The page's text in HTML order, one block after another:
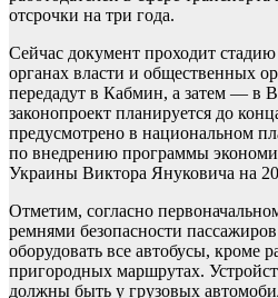
отсрочки на три года.
Сейчас документ проходит
органах власти и общественных
передадут в Кабмин, а затем — в
законопроект планируется до
предусмотрено в национальном
по внедрению программы
Украины Виктора Януковича на
Отметим, согласно
ремнями безопасности
оборудовать все автобусы, кроме
пригородных маршрутах.
должны быть у грузовых